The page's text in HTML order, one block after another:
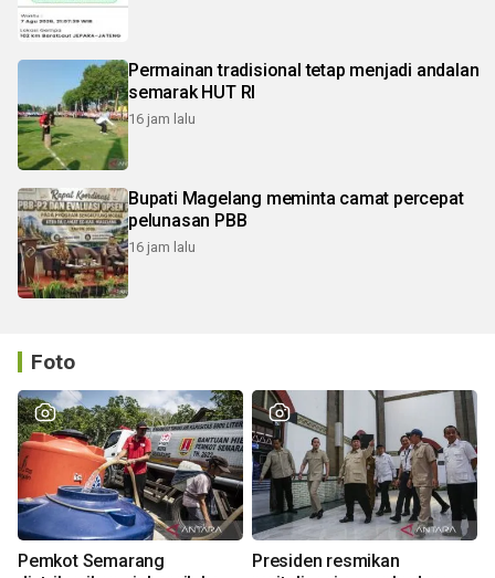
Permainan tradisional tetap menjadi andalan
semarak HUT RI
16 jam lalu
Bupati Magelang meminta camat percepat
pelunasan PBB
16 jam lalu
Foto
Pemkot Semarang
Presiden resmikan